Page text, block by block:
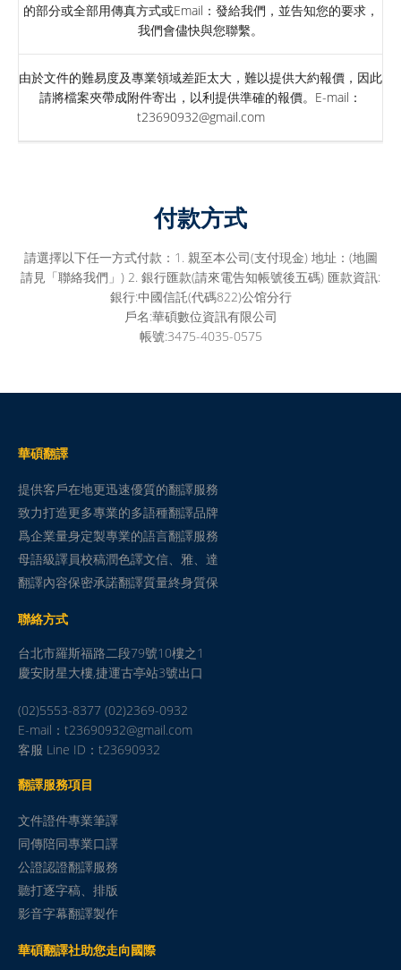
的部分或全部用傳真方式或Email：發給我們，並告知您的要求，
我們會儘快與您聯繫。
由於文件的難易度及專業領域差距太大，難以提供大約報價，因此
請將檔案夾帶成附件寄出，以利提供準確的報價。E-mail：
t23690932@gmail.com
付款方式
請選擇以下任一方式付款：1. 親至本公司(支付現金) 地址：(地圖
請見「聯絡我們」) 2. 銀行匯款(請來電告知帳號後五碼) 匯款資訊:
銀行:中國信託(代碼822)公馆分行
戶名:華碩數位資訊有限公司
帳號:3475-4035-0575
華碩翻譯
提供客戶在地更迅速優質的翻譯服務
致力打造更多專業的多語種翻譯品牌
爲企業量身定製專業的語言翻譯服務
母語級譯員校稿潤色譯文信、雅、達
翻譯內容保密承諾翻譯質量終身質保
聯絡方式
台北市羅斯福路二段79號10樓之1
慶安財星大樓,捷運古亭站3號出口
(02)5553-8377 (02)2369-0932
E-mail：t23690932@gmail.com
客服 Line ID：t23690932
翻譯服務項目
文件證件專業筆譯
同傳陪同專業口譯
公證認證翻譯服務
聽打逐字稿、排版
影音字幕翻譯製作
華碩翻譯社助您走向國際